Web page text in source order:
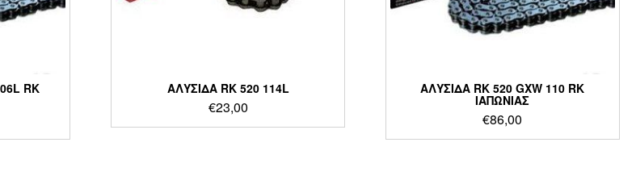
RK ΑΛΥΣΙΔΑ RK 520 114L
€23,00
ΑΛΥΣΙΔΑ RK 520 GXW 110 RK
ΙΑΠΩΝΙΑΣ
€86,00